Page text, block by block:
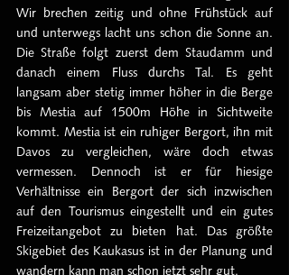
Wir brechen zeitig und ohne Frühstück auf
und unterwegs lacht uns schon die Sonne an.
Die Straße folgt zuerst dem Staudamm und
danach einem Fluss durchs Tal. Es geht
langsam aber stetig immer höher in die Berge
bis Mestia auf 1500m Höhe in Sichtweite
kommt. Mestia ist ein ruhiger Bergort, ihn mit
Davos zu vergleichen, wäre doch etwas
vermessen. Dennoch ist er für hiesige
Verhältnisse ein Bergort der sich inzwischen
auf den Tourismus eingestellt und ein gutes
Freizeitangebot zu bieten hat. Das größte
Skigebiet des Kaukasus ist in der Planung und
wandern kann man schon jetzt sehr gut.